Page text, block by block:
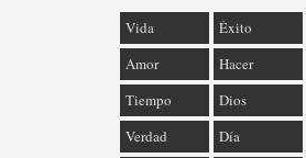
Vida Éxito
Amor
Hacer
Tiempo
Dios
Verdad
Día